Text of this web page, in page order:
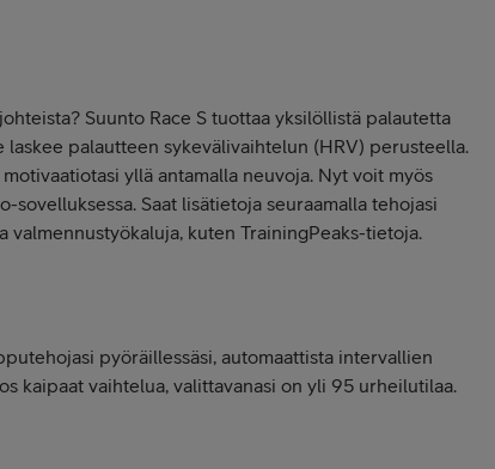
Suunto Race S tuottaa yksilöllistä palautetta
palautteen sykevälivaihtelun (HRV) perusteella.
yllä antamalla neuvoja. Nyt voit myös
Saat lisätietoja seuraamalla tehojasi
valmennustyökaluja, kuten TrainingPeaks-tietoja.
pyöräillessäsi, automaattista intervallien
kaipaat vaihtelua, valittavanasi on yli 95 urheilutilaa.